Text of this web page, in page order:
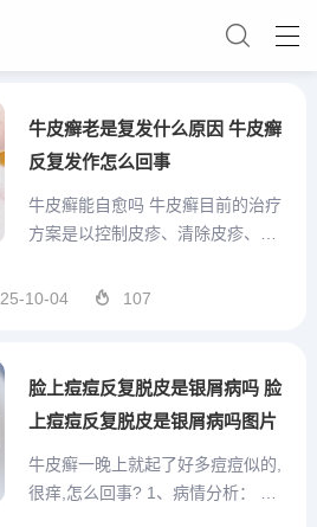
牛皮癣老是复发什么原因 牛皮癣
反复发作怎么回事
牛皮癣能自愈吗 牛皮癣目前的治疗
方案是以控制皮疹、清除皮疹、控
其永不复发的治疗方法，但牛皮癣
治疗，如果身体调整好，包括睡眠
25-10-04 107
脸上痘痘反复脱皮是银屑病吗 脸
上痘痘反复脱皮是银屑病吗图片
牛皮癣一晚上就起了好多痘痘似的,
很痒,怎么回事? 1、病情分析： 牛